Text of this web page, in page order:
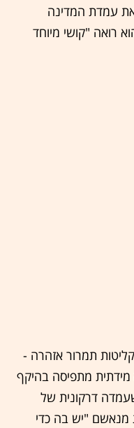
את עמדת המדינה
רואה "קושי מיוחד
תמרור אזהרה -
מתפיסה בהיקף
דרקונית של
מנאשם "יש בה כדי